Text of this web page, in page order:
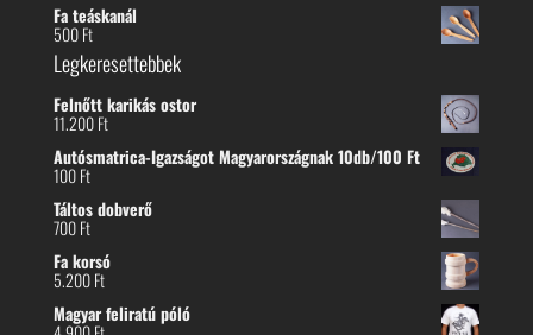
Fa teáskanál
500Ft
Legkeresettebbek
Felnőtt karikás ostor
11.200Ft
Autósmatrica-Igazságot Magyarországnak 10db/100 Ft
100Ft
Táltos dobverő
700Ft
Fa korsó
5.200Ft
Magyar feliratú póló